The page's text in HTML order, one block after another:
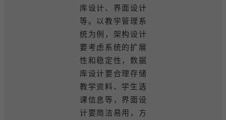
库设计、界面设计
等。以教学管理系
统为例，架构设计
要考虑系统的扩展
性和稳定性，数据
库设计要合理存储
教学资料、学生选
课信息等，界面设
计要简洁易用，方